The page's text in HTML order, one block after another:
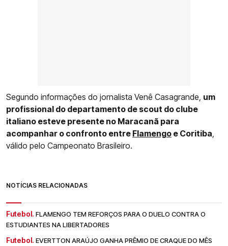
Segundo informações do jornalista Venê Casagrande, um
profissional do departamento de scout do clube
italiano esteve presente no Maracanã para
acompanhar o confronto entre Flamengo e Coritiba
válido pelo Campeonato Brasileiro.
NOTÍCIAS RELACIONADAS
Futebol. FLAMENGO TEM REFORÇOS PARA O DUELO CONTRA O
ESTUDIANTES NA LIBERTADORES
Futebol. EVERTTON ARAÚJO GANHA PRÊMIO DE CRAQUE DO MÊS